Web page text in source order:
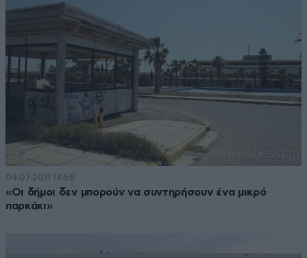
04·07·2011 14:58
«Οι δήμοι δεν μπορούν να συντηρήσουν ένα μικρό
παρκάκι»